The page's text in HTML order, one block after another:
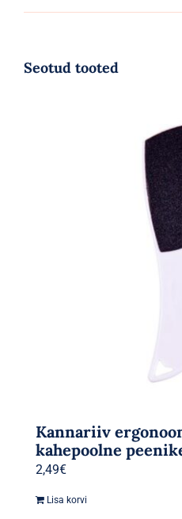
Seotud tooted
Kannariiv
kahepoolne
2,49€
Lisa korvi